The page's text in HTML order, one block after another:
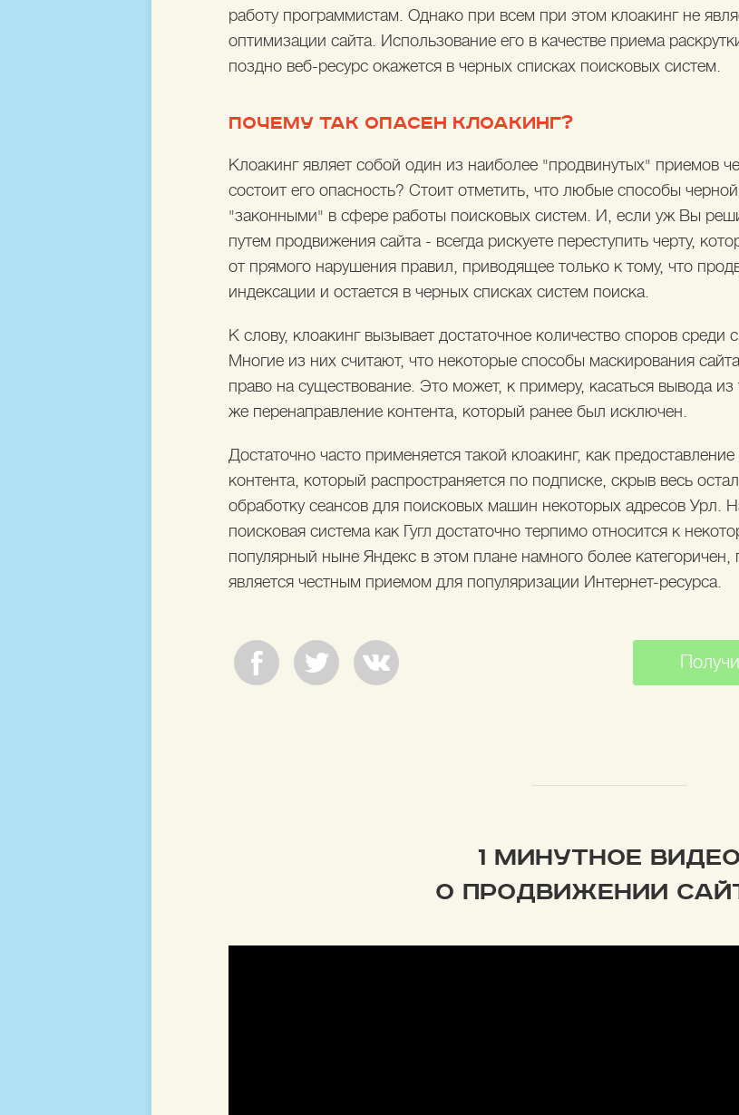
работу программистам. Однако при всем при этом клоакинг не
оптимизации сайта. Использование его в качестве приема
поздно веб-ресурс окажется в черных списках поисковых систем.
ПОЧЕМУ ТАК ОПАСЕН КЛОАКИНГ?
Клоакинг являет собой один из наиболее "продвинутых" приемов
состоит его опасность? Стоит отметить, что любые способы
"законными" в сфере работы поисковых систем. И, если уж Вы
путем продвижения сайта - всегда рискуете переступить черту,
от прямого нарушения правил, приводящее только к тому, что
индексации и остается в черных списках систем поиска.
К слову, клоакинг вызывает достаточное количество споров среди
Многие из них считают, что некоторые способы маскирования
право на существование. Это может, к примеру, касаться вывода
же перенаправление контента, который ранее был исключен.
Достаточно часто применяется такой клоакинг, как
контента, который распространяется по подписке, скрыв весь
обработку сеансов для поисковых машин некоторых адресов Урл.
поисковая система как Гугл достаточно терпимо относится к
популярный ныне Яндекс в этом плане намного более категоричен,
является честным приемом для популяризации Интернет-ресурса.
1 МИНУТНОЕ ВИДЕО
О ПРОДВИЖЕНИИ